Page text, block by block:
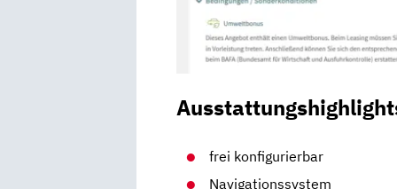
frei konfigurierbar
Navigationssystem